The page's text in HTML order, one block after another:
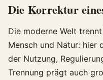
Die Korrektur
Die moderne Welt
Mensch und Natur: hier
der Nutzung,
Trennung prägt auch